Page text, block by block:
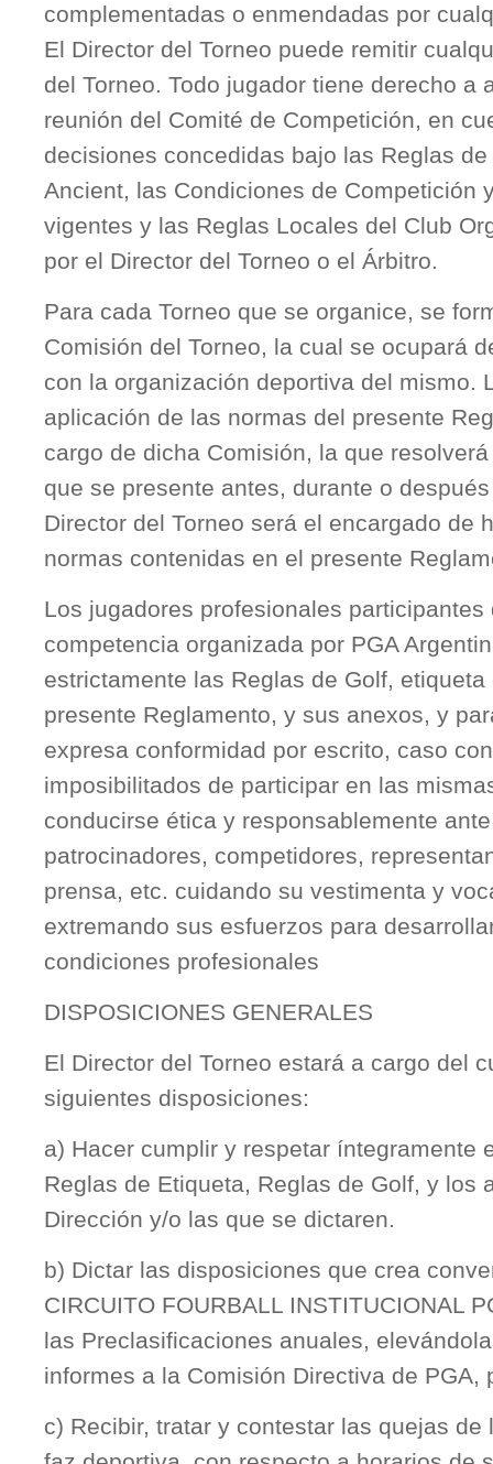
complementadas o enmendadas por
El Director del Torneo puede remitir
del Torneo. Todo jugador tiene derecho a
reunión del Comité de Competición, en
decisiones concedidas bajo las Reglas
Ancient, las Condiciones de Competición
vigentes y las Reglas Locales del Club
por el Director del Torneo o el Árbitro.
Para cada Torneo que se organice, se
Comisión del Torneo, la cual se ocupará
con la organización deportiva del mismo.
aplicación de las normas del presente
cargo de dicha Comisión, la que
que se presente antes, durante o
Director del Torneo será el encargado de
normas contenidas en el presente
Los jugadores profesionales
competencia organizada por PGA
estrictamente las Reglas de Golf,
presente Reglamento, y sus anexos, y
expresa conformidad por escrito, caso
imposibilitados de participar en las
conducirse ética y responsablemente
patrocinadores, competidores,
prensa, etc. cuidando su vestimenta y
extremando sus esfuerzos para
condiciones profesionales
DISPOSICIONES GENERALES
El Director del Torneo estará a cargo del
siguientes disposiciones:
a) Hacer cumplir y respetar íntegramente
Reglas de Etiqueta, Reglas de Golf, y los
Dirección y/o las que se dictaren.
b) Dictar las disposiciones que crea
CIRCUITO FOURBALL INSTITUCIONAL
las Preclasificaciones anuales,
informes a la Comisión Directiva de PGA,
c) Recibir, tratar y contestar las quejas de